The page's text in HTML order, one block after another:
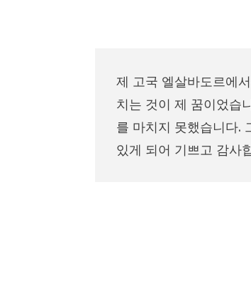
제 고국 엘살바도르에
치는 것이 제 꿈이었습
를 마치지 못했습니다.
있게 되어 기쁘고 감사